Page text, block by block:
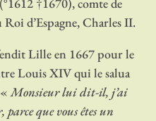
†1670), comte de
d’Espagne, Charles II.
Lille en 1667 pour le
Louis XIV qui le salua
«Monsieur lui dit-il, j’ai
que vous êtes un